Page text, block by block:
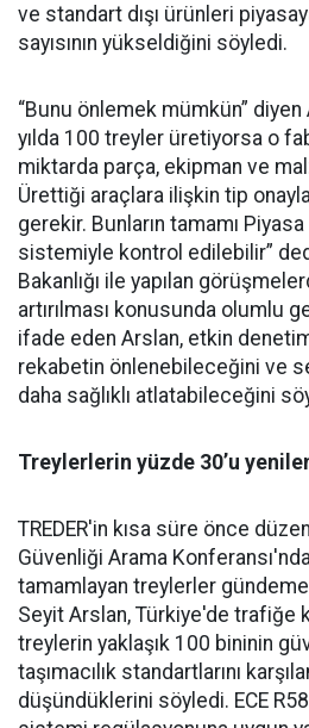
ve standart dışı ürünleri
sayısının yükseldiğini söyledi.
“Bunu önlemek mümkün”
yılda 100 treyler üretiyorsa o
miktarda parça, ekipman ve
Ürettiği araçlara ilişkin tip
gerekir. Bunların tamamı
sistemiyle kontrol edilebilir”
Bakanlığı ile yapılan
artırılması konusunda olumlu
ifade eden Arslan, etkin
rekabetin önlenebileceğini ve
daha sağlıklı atlatabileceğini
Treylerlerin yüzde 30’u
TREDER'in kısa süre önce
Güvenliği Arama
tamamlayan treylerler gündeme
Seyit Arslan, Türkiye'de trafiğe
treylerin yaklaşık 100 bininin
taşımacılık standartlarını
düşündüklerini söyledi. ECE